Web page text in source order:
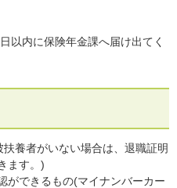
以内に保険年金課へ届け出てく
養者がいない場合は、退職証明
ます。)
ができるもの(マイナンバーカー